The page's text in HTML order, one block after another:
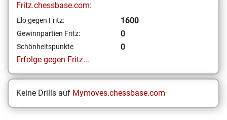
Fritz.chessbase.com:
Elo gegen Fritz: 1600
Gewinnpartien Fritz: 0
Schönheitspunkte
0
Erfolge gegen Fritz...
Keine Drills auf Mymoves.chessbase.com